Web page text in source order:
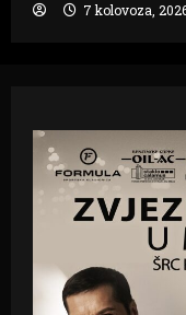
7 kolovoza,